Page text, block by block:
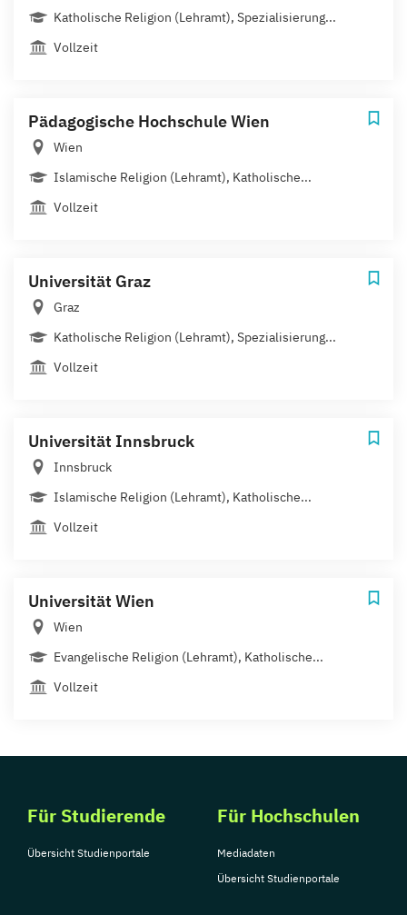
Katholische Religion (Lehramt), Spezialisierung...
Vollzeit
Pädagogische Hochschule Wien
Wien
Islamische Religion (Lehramt), Katholische...
Vollzeit
Universität Graz
Graz
Katholische Religion (Lehramt), Spezialisierung...
Vollzeit
Universität Innsbruck
Innsbruck
Islamische Religion (Lehramt), Katholische...
Vollzeit
Universität Wien
Wien
Evangelische Religion (Lehramt), Katholische...
Vollzeit
Für Studierende
Übersicht Studienportale
Für Hochschulen
Mediadaten
Übersicht Studienportale